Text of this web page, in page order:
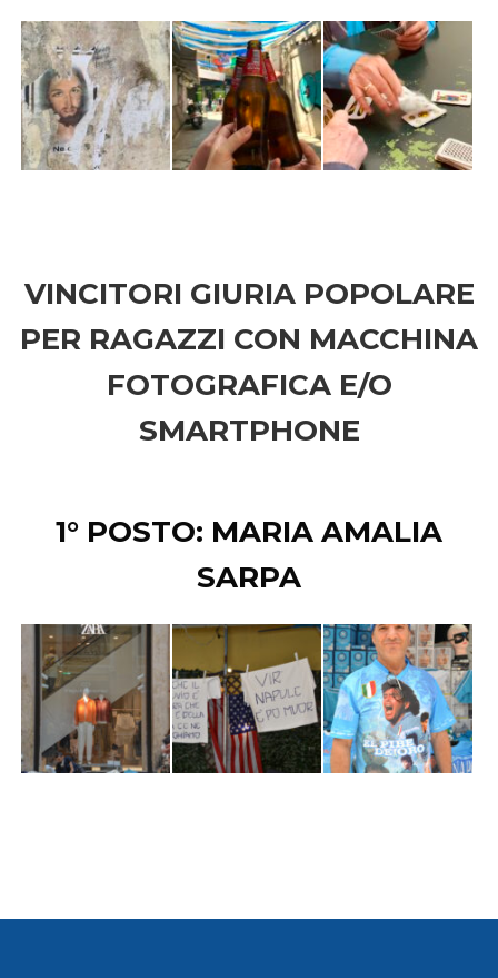
VINCITORI GIURIA POPOLARE
PER RAGAZZI CON MACCHINA
FOTOGRAFICA E/O
SMARTPHONE
1° POSTO: MARIA AMALIA
SARPA